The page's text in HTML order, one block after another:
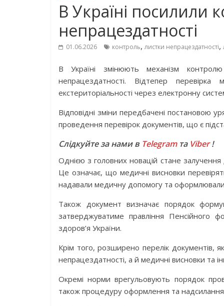
В Україні посилили
непрацездатності
01.06.2026 контроль, листки непрацездатності,
В Україні змінюють механізм
непрацездатності. Відтепер
екстериторіальності через електронну
Відповідні зміни передбачені
проведення перевірок документів, що є
Слідкуйте за нами в Telegramта Viber!
Однією з головних новацій стане залучення
Це означає, що медичні висновки
надавали медичну допомогу та
Також документ визначає порядок
затверджуватиме правління Пенсійного
здоров’я України.
Крім того, розширено перелік документів,
непрацездатності, а й медичні висновки та
Окремі норми врегульовують порядок
також процедуру оформлення та надсилання